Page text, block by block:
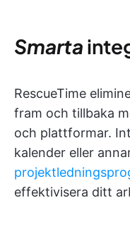
Smarta
RescueTime
fram och tillbaka
och plattformar.
kalender eller
effektivisera ditt